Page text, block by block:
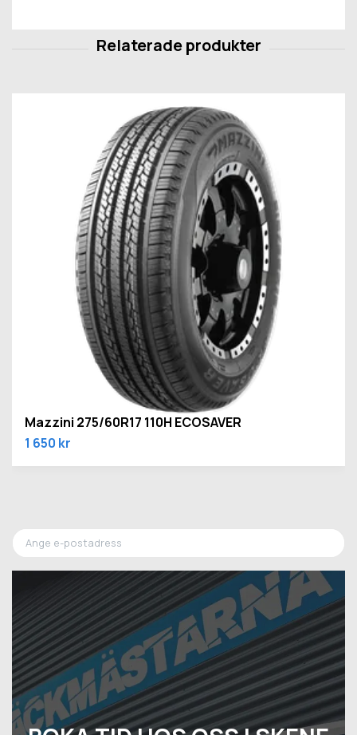
Mazzini 275/60R17 110H ECOSAVER
1 650 kr